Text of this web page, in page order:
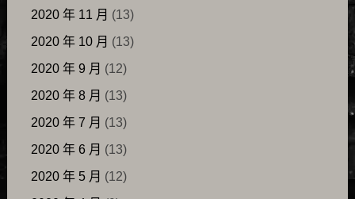
2020 年 11 月 (13)
2020 年 10 月 (13)
2020 年 9 月 (12)
2020 年 8 月 (13)
2020 年 7 月 (13)
2020 年 6 月 (13)
2020 年 5 月 (12)